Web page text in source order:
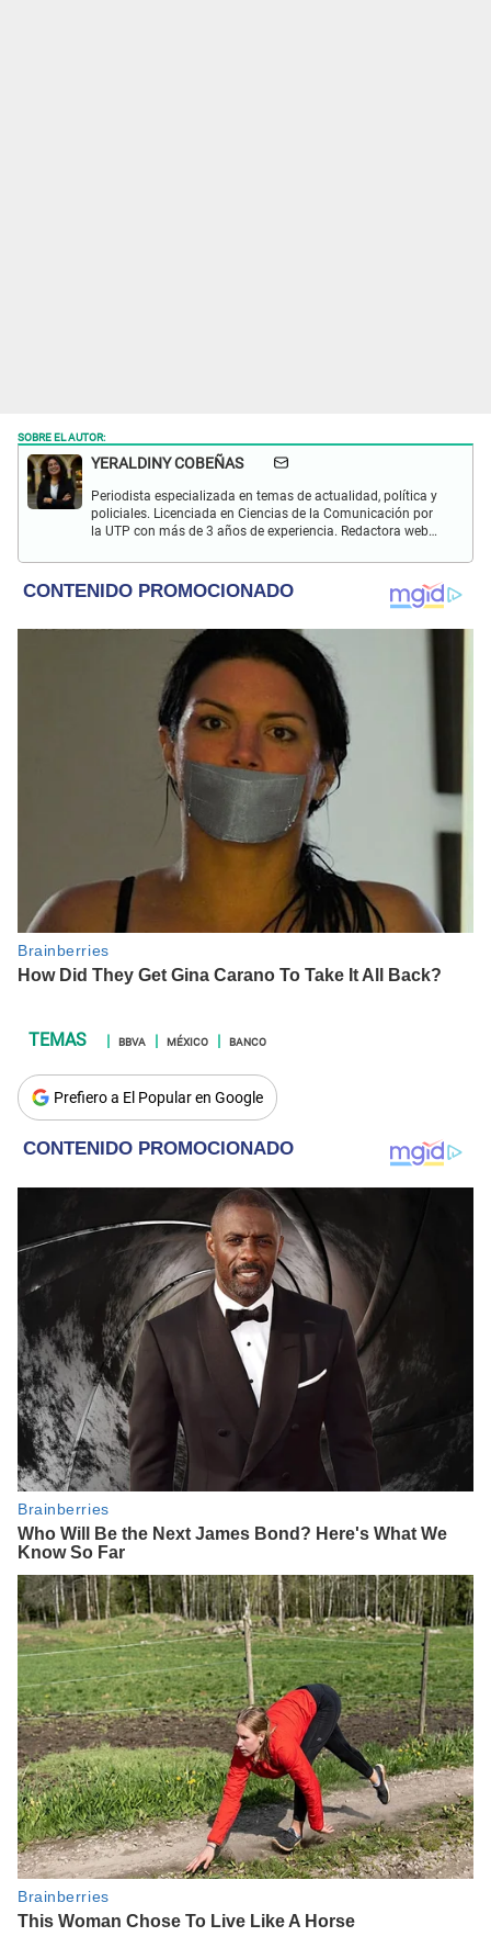
SOBRE EL AUTOR:
YERALDINY COBEÑAS
Periodista especializada en temas de actualidad, política y
policiales. Licenciada en Ciencias de la Comunicación por
la UTP con más de 3 años de experiencia. Redactora web
en temas relacionados con misterios, películas y series
policiales.
BBVA MÉXICO BANCO
Prefiero a El Popular en Google